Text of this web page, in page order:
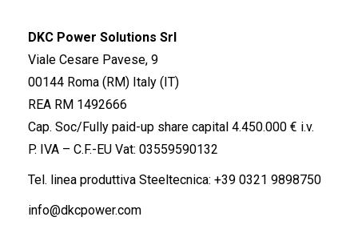
DKC Power Solutions Srl
Viale Cesare Pavese, 9
00144 Roma (RM) Italy (IT)
REA RM 1492666
Cap. Soc/Fully paid-up share capital 4.450.000 € i.v.
P. IVA – C.F.-EU Vat: 03559590132
Tel. linea produttiva Steeltecnica: +39 0321 9898750
info@dkcpower.com